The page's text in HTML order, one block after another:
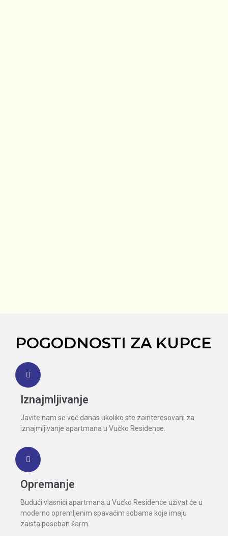
POGODNOSTI ZA KUPCE
Iznajmljivanje
Javite nam se već danas ukoliko ste zainteresovani za
iznajmljivanje apartmana u Vučko Residence.
Opremanje
Budući vlasnici apartmana u Vučko Residence uživat će u
moderno opremljenim spavaćim sobama koje imaju
zaista poseban šarm.